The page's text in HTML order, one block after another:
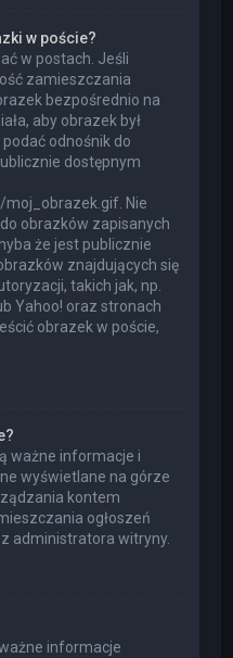
w poście?
w postach. Jeśli
zamieszczania
bezpośrednio na
aby obrazek był
odnośnik do
dostępnym
Nie
obrazków zapisanych
że jest publicznie
znajdujących się
takich jak, np.
Yahoo! oraz stronach
obrazek w poście,
ważne informacje i
wyświetlane na górze
kontem
ogłoszeń
administratora witryny.
informacje